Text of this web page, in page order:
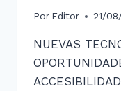
Por Editor 21/
NUEVAS